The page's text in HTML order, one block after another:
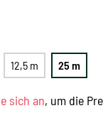
sich an, um die
12,5 m 25 m